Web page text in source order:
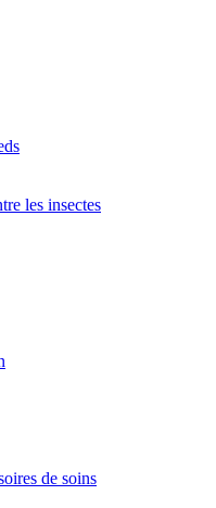
les insectes
de soins